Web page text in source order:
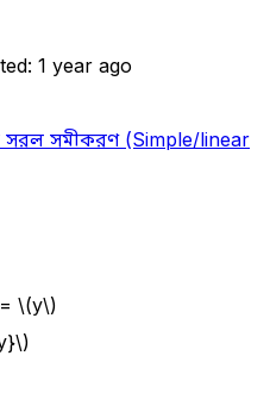
1 year ago
সরল সমীকরণ (Simple/linear
\(y\)